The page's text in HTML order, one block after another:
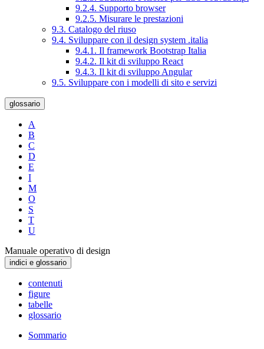
9.2.4. Supporto browser
9.2.5. Misurare le prestazioni
9.3. Catalogo del riuso
9.4. Sviluppare con il design system .italia
9.4.1. Il framework Bootstrap Italia
9.4.2. Il kit di sviluppo React
9.4.3. Il kit di sviluppo Angular
9.5. Sviluppare con i modelli di sito e servizi
glossario
A
B
C
D
E
I
M
O
S
T
U
Manuale operativo di design
indici e glossario
contenuti
figure
tabelle
glossario
Sommario